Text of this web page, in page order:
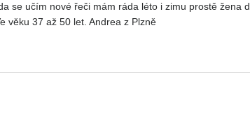
se učím nové řeči mám ráda léto i zimu prostě žena
věku 37 až 50 let. Andrea z Plzně